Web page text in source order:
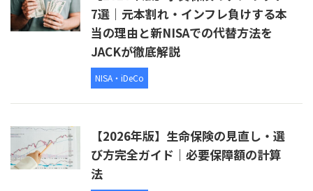
7選｜元本割れ・インフレ負けする本
当の理由と新NISAでの代替方法を
JACKが徹底解説
NISA・iDeCo
【2026年版】生命保険の見直し・選
び方完全ガイド｜必要保障額の計算
法